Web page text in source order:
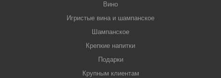
Вино
Игристые вина и шампанское
Шампанское
Крепкие напитки
Подарки
Крупным клиентам